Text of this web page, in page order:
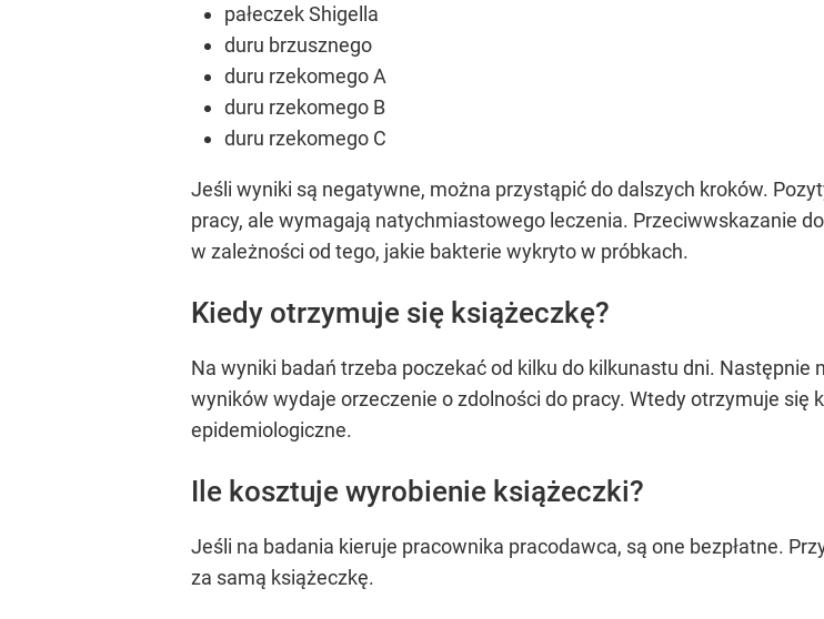
pałeczek Shigella
duru brzusznego
duru rzekomego A
duru rzekomego B
duru rzekomego C
Jeśli wyniki są negatywne, można przystąpić do dalszych kroków.
pracy, ale wymagają natychmiastowego leczenia. Przeciwwskazanie
w zależności od tego, jakie bakterie wykryto w próbkach.
Kiedy otrzymuje się książeczkę?
Na wyniki badań trzeba poczekać od kilku do kilkunastu dni.
wyników wydaje orzeczenie o zdolności do pracy. Wtedy otrzymuje
epidemiologiczne.
Ile kosztuje wyrobienie książeczki?
Jeśli na badania kieruje pracownika pracodawca, są one bezpłatne.
za samą książeczkę.